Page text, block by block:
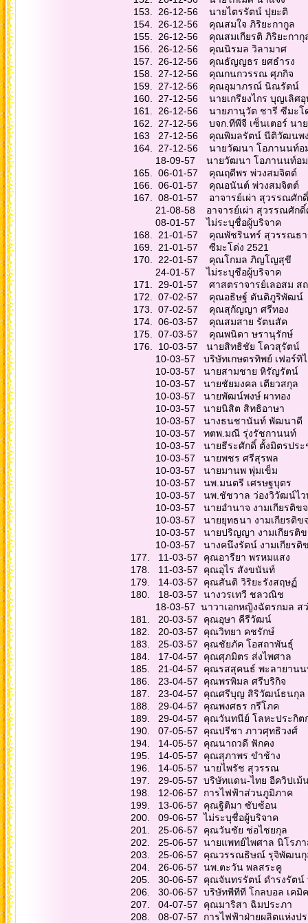
153. 26-12-56 น
154. 26-12-56 คุ
155. 26-12-56 คุณ
156. 26-12-56 คุ
157. 26-12-56 คุ
158. 27-12-56 คุ
159. 27-12-56 คุ
160. 27-12-56 นาย
161. 26-12-56 นายภา
162. 27-12-56 บจก.ทีพีจี
163 27-12-56 คุณพิ
164. 27-12-56 นายวั
18-09-57 นา
165. 06-01-57 คุณ
166. 06-01-57 คุณ
167. 08-01-57 อาจา
21-08-58 อาจา
08-01-57 ไม่ร
168. 21-01-57 คุณ
169. 21-01-57
170. 22-01-57 คุ
24-01-57 ไม่ระ
171. 29-01-57 ศาสตร
172. 07-02-57 คุณ
173. 07-02-57 คุ
174. 06-03-57 คุ
175. 07-03-57 คุ
176. 10-03-57 นาย
10-03-57 บริษัทเกษต
10-03-57 นายสา
10-03-57 นายชัยม
10-03-57 นายพัฒ
10-03-57 นายนิสิ
10-03-57 นางธน
10-03-57 ทตพ.มณี
10-03-57 นายธีระศั
10-03-57 นายพ
10-03-57 นายม
10-03-57 นพ.มน
10-03-57 นพ.ชัชวา
10-03-57 นายอ
10-03-57 นายยุทธน
10-03-57 นายป
10-03-57 นางค
177. 11-03-57 คุณ
178. 11-03-57 คุ
179. 14-03-57 คุณสั
180. 18-03-57 นา
18-03-57 นาวาเอกห
181. 20-03-57 คุ
182. 20-03-57 คุ
183. 25-03-57 คุณ
184. 17-04-57 คุณ
185. 21-04-57 คุณร
186. 23-04-57 คุ
187. 23-04-57 คุณ
188. 29-04-57 คุ
189. 29-04-57 คุณวั
190. 07-05-57 คุณ
194. 14-05-57 คุ
195. 14-05-57 คุ
196. 14-05-57 นา
197. 29-05-57 บริษัทแ
198. 12-06-57 กา
199. 13-06-57 คุ
200. 09-06-57 ไ
201. 25-06-57 คุณ
202. 25-06-57 นาย
203. 25-06-57 คุณ
204. 26-06-57 น
205. 30-06-57 คุณจันทรรัตน์
206. 30-06-57 บริษัทพีทีที โ
207. 04-07-57 คุณ
208. 08-07-57 การไฟฟ้